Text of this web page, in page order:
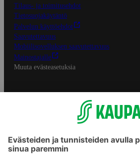
Tilaus- ja toimitusehdot
Tietosuojakäytäntö
Palvelun käyttöehdot
Saavutettavuus
Mobiilisovelluksen saavutettavuus
Mainostajalle
Muuta evästeasetuksia
S-ryhmän palvelut
Asiakasomistajuus